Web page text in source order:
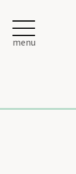
menu